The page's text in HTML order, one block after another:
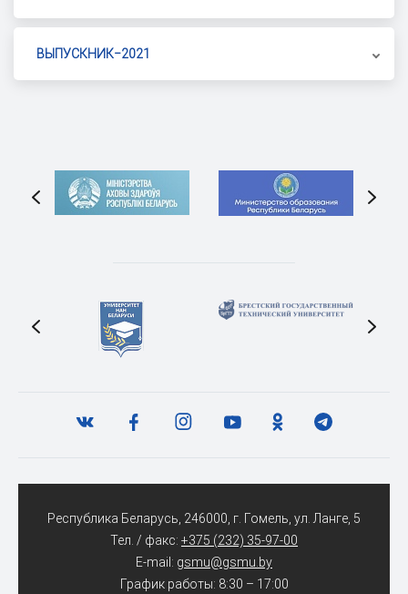
ВЫПУСКНИК‒2021
Республика Беларусь, 246000, г. Гомель, ул. Ланге, 5
Тел. / факс: +375 (232) 35-97-00
E-mail: gsmu@gsmu.by
График работы: 8:30 – 17:00